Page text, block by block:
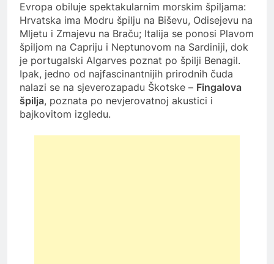
Evropa obiluje spektakularnim morskim špiljama:
Hrvatska ima Modru špilju na Biševu, Odisejevu na
Mljetu i Zmajevu na Braču; Italija se ponosi Plavom
špiljom na Capriju i Neptunovom na Sardiniji, dok
je portugalski Algarves poznat po špilji Benagil.
Ipak, jedno od najfascinantnijih prirodnih čuda
nalazi se na sjeverozapadu Škotske – Fingalova
špilja, poznata po nevjerovatnoj akustici i
bajkovitom izgledu.